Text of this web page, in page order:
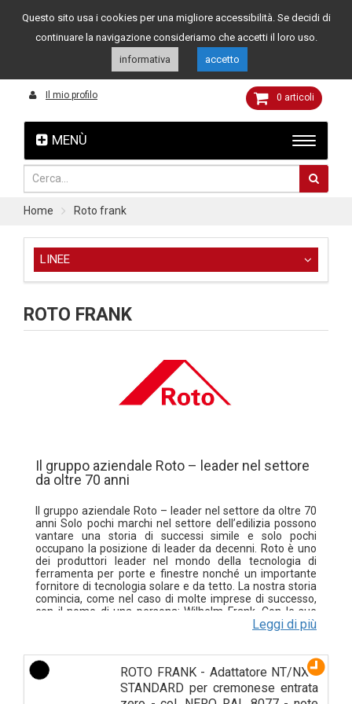
Assistenza clienti 049 8015108 349 4262144
MENÙ
Il mio profilo 0 articoli
Home Roto frank
LINEE
ROTO FRANK
Il gruppo aziendale Roto – leader nel settore
da oltre 70 anni
Il gruppo aziendale Roto – leader nel settore da oltre 70
anni Solo pochi marchi nel settore dell’edilizia possono
vantare una storia di successi simile e solo pochi
occupano la posizione di leader da decenni. Roto è uno
dei produttori leader nel mondo della tecnologia di
ferramenta per porte e finestre nonché un importante
fornitore di tecnologia solare e da tetto. La nostra storia
comincia, come nel caso di molte imprese di successo,
con il nome di una persona: Wilhelm Frank. Con le sue
idee, come quella della ferramenta AR prodotta
inventore svevo per eccellenza. Sotto il suo influsso e
quello dei suoi diretti successori, Roto, con la sua sede
centrale di Leinfelden-Echterdingen, è trasformata da
azienda individuale in un gruppo aziendale di portata
Leggi di più
ROTO FRANK - Adattatore NT/NX -
STANDARD per cremonese entrata
Questo sito usa i cookies per una migliore accessibilità. Se decidi di
continuare la navigazione consideriamo che accetti il loro uso.
informativa
accetto